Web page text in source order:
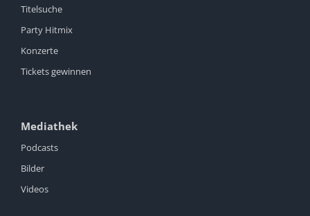
Titelsuche
Party Hitmix
Konzerte
Tickets gewinnen
Mediathek
Podcasts
Bilder
Videos